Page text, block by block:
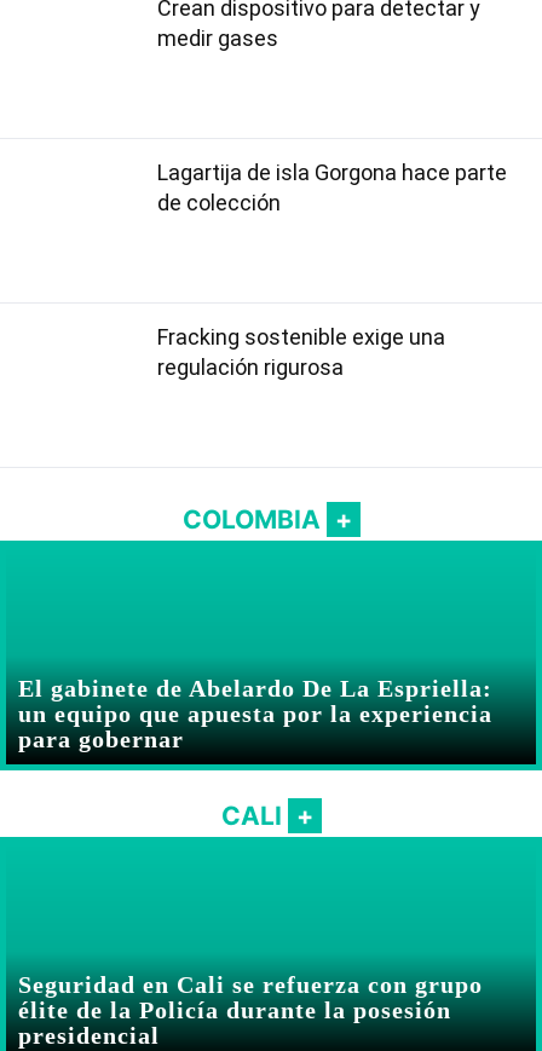
Crean dispositivo para detectar y
medir gases
Lagartija de isla Gorgona hace parte
de colección
Fracking sostenible exige una
regulación rigurosa
COLOMBIA
El gabinete de Abelardo De La Espriella:
un equipo que apuesta por la experiencia
para gobernar
CALI
Seguridad en Cali se refuerza con grupo
élite de la Policía durante la posesión
presidencial